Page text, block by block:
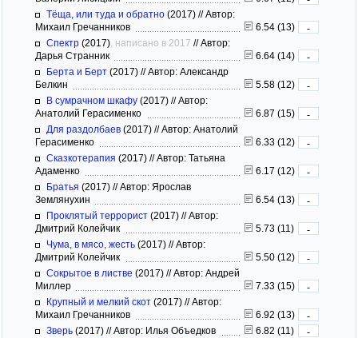
Тёща, или туда и обратно (2017) //Автор:
Михаил Гречанников
6.54 (13)
-
Спектр (2017) , написано в 2017 //Автор:
Дарья Странник
6.64 (14)
-
Берта и Берт (2017) //Автор: Александр
Белкин
5.58 (12)
-
В сумрачном шкафу (2017) //Автор:
Анатолий Герасименко
6.87 (15)
-
Для раздолбаев (2017) //Автор: Анатолий
Герасименко
6.33 (12)
-
Сказкотерапия (2017) //Автор: Татьяна
Адаменко
6.17 (12)
-
Братья (2017) //Автор: Ярослав
Землянухин
6.54 (13)
-
Проклятый террорист (2017) //Автор:
Дмитрий Колейчик
5.73 (11)
-
Чума, в мясо, жесть (2017) //Автор:
Дмитрий Колейчик
5.50 (12)
-
Сокрытое в листве (2017) //Автор: Андрей
Миллер
7.33 (15)
-
Крупный и мелкий скот (2017) //Автор:
Михаил Гречанников
6.92 (13)
-
Зверь (2017) //Автор: Илья Объедков 6.82 (11)
-